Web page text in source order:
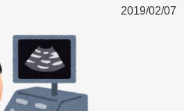
2019/02/07